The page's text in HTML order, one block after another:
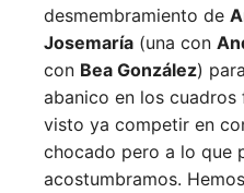
desmembramiento de
Josemaría (una con
con Bea González)
abanico en los cuadros
visto ya competir en
chocado pero a lo que
acostumbramos.